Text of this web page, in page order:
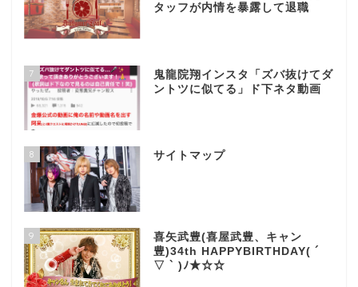
タッフが内情を暴露して退職
7
鬼龍院翔インスタ「ズバ抜けてダ
ントツに似てる」ド下ネタ動画
8 サイトマップ
9
喜矢武豊(喜屋武豊、キャン
豊)34th HAPPYBIRTHDAY( ´
▽ ` )ﾉ★☆☆